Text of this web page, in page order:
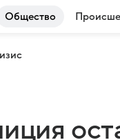
Общество